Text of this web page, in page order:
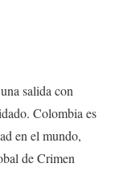
salida con
Colombia es
en el mundo,
de Crimen